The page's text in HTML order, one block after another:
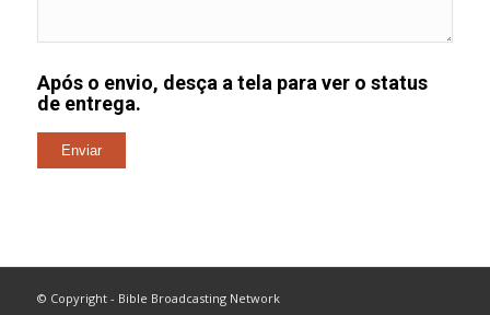
Após o envio, desça a tela para ver o status
de entrega.
© Copyright - Bible Broadcasting Network